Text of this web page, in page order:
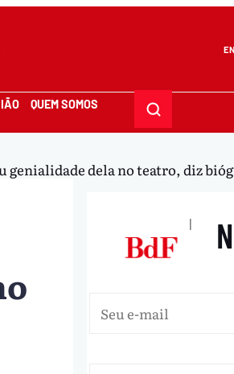
QUEM SOMOS
genialidade dela no teatro, diz
|